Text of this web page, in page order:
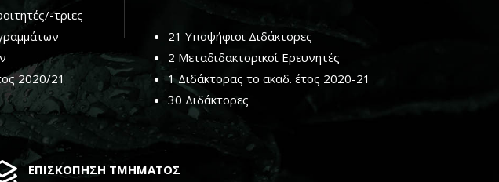
τριες
2020/21
21 Υποψήφιοι Διδάκτορες
2 Μεταδιδακτορικοί Ερευνητές
1 Διδάκτορας το ακαδ. έτος 2020-21
30 Διδάκτορες
ΕΠΙΣΚΟΠΗΣΗ ΤΜΗΜΑΤΟΣ